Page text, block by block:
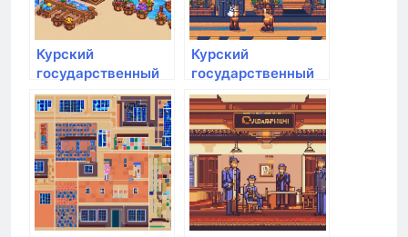
Курский
государственный
аграрный
университет им.
И.И. Иванова
Курский
государственный
аграрный
университет им.
И.И. Иванова